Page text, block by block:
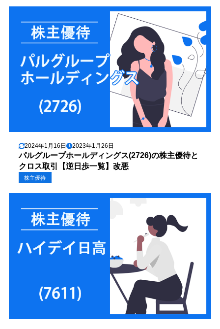
2024年1月16日 2023年1月26日
パルグループホールディングス(2726)の株主優待と
クロス取引【逆日歩一覧】改悪
株主優待